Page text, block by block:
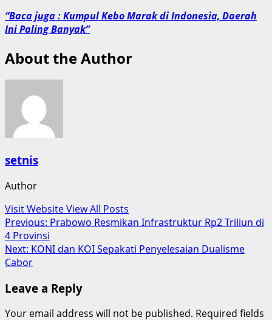
“Baca juga : Kumpul Kebo Marak di Indonesia, Daerah
Ini Paling Banyak”
About the Author
setnis
Author
Visit WebsiteView All Posts
Post
navigation
Previous: Prabowo Resmikan Infrastruktur Rp2 Triliun di
4 Provinsi
Next: KONI dan KOI Sepakati Penyelesaian Dualisme
Cabor
Leave a Reply
Your email address will not be published. Required fields